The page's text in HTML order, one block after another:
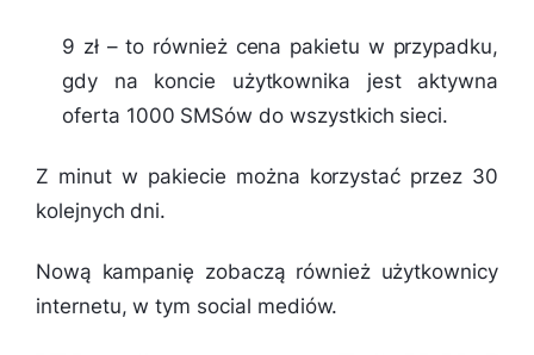
9 zł – to również cena pakietu w przypadku,
gdy na koncie użytkownika jest aktywna
oferta 1000 SMSów do wszystkich sieci.
Z minut w pakiecie można korzystać przez 30
kolejnych dni.
Nową kampanię zobaczą również użytkownicy
internetu, w tym social mediów.